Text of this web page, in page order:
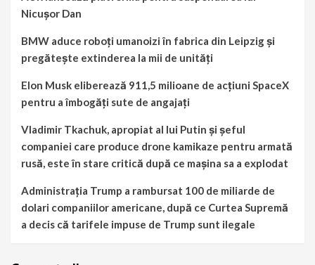
Nicușor Dan
BMW aduce roboți umanoizi în fabrica din Leipzig și
pregătește extinderea la mii de unități
Elon Musk eliberează 911,5 milioane de acțiuni SpaceX
pentru a îmbogăți sute de angajați
Vladimir Tkachuk, apropiat al lui Putin și șeful
companiei care produce drone kamikaze pentru armată
rusă, este în stare critică după ce mașina sa a explodat
Administrația Trump a rambursat 100 de miliarde de
dolari companiilor americane, după ce Curtea Supremă
a decis că tarifele impuse de Trump sunt ilegale